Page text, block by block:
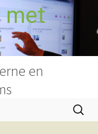
met
en
Zoeken
naar: